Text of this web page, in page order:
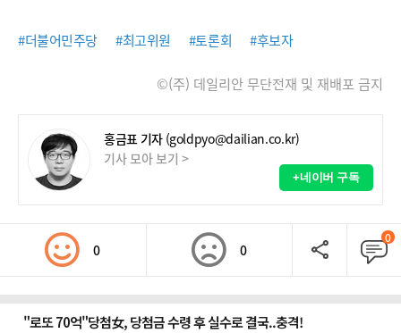
#더불어민주당 #최고위원 #토론회 #후보자
©(주) 데일리안 무단전재 및 재배포 금지
홍금표 기자 (goldpyo@dailian.co.kr)
기사 모아 보기 >
+네이버 구독
0 0
0